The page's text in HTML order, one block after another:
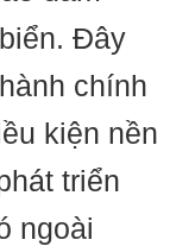
Đây
chính
kiện nền
triển
ngoài